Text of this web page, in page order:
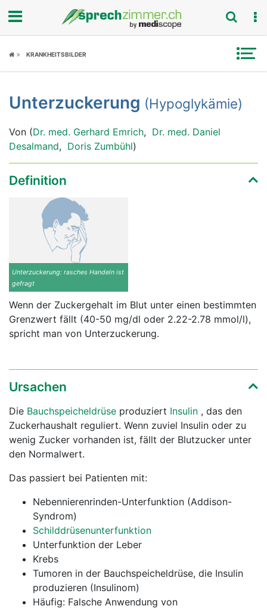
Fokus
Symptome
Untersuchungen
News
Rubriken
KRANKHEITSBILDER
Unterzuckerung (Hypoglykämie)
Von (Dr. med. Gerhard Emrich, Dr. med. Daniel
Desalmand, Doris Zumbühl)
Definition
Unterzuckerung: rasches Handeln ist
gefragt
Wenn der Zuckergehalt im Blut unter einen bestimmten
Grenzwert fällt (40-50 mg/dl oder 2.22-2.78 mmol/l),
spricht man von Unterzuckerung.
Ursachen
Die Bauchspeicheldrüse produziert Insulin , das den
Zuckerhaushalt reguliert. Wenn zuviel Insulin oder zu
wenig Zucker vorhanden ist, fällt der Blutzucker unter
den Normalwert.
Das passiert bei Patienten mit:
Nebennierenrinden-Unterfunktion (Addison-
Syndrom)
Schilddrüsenunterfunktion
Unterfunktion der Leber
Krebs
Tumoren in der Bauchspeicheldrüse, die Insulin
produzieren (Insulinom)
Häufig: Falsche Anwendung von